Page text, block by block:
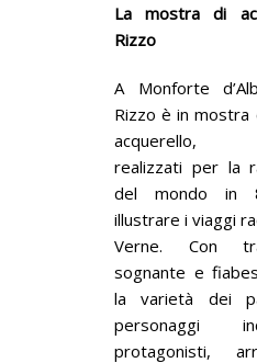
La mostra di
Rizzo
A Monforte
Rizzo è in mostra
acquerello,
realizzati per la
del mondo in
illustrare i viaggi
Verne. Con
sognante e
la varietà dei
personaggi
protagonisti,